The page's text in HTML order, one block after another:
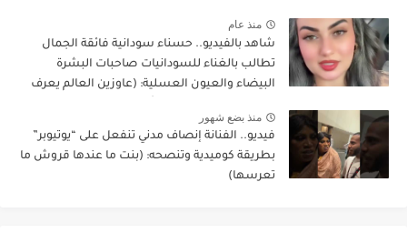
منذ عام
شاهد بالفيديو.. حسناء سودانية فائقة الجمال
تطالب بالغناء للسودانيات صاحبات البشرة
البيضاء والعيون العسلية: (عاوزين العالم يعرف
للسمر أخذوا حقهم وكفاية)
منذ بضع شهور
فيديو.. الفنانة إنصاف مدني تنفعل على “يوتيوبر”
بطريقة كوميدية وتنصحه: (بنت ما عندها قروش ما
تعرسها)